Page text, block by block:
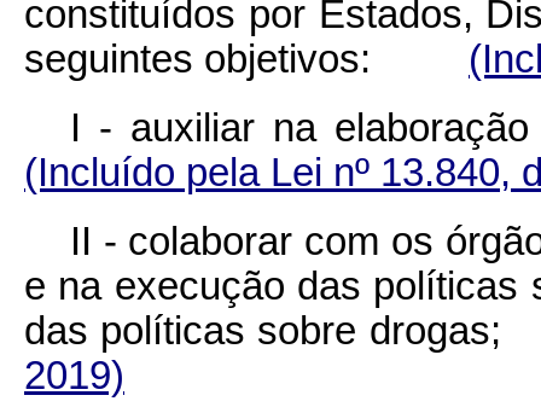
constituídos por Estados,
seguintes objetivos:
I - auxiliar na
(Incluído pela Lei nº 13.840,
II - colaborar com os
e na execução das políticas
das políticas sobre
2019)